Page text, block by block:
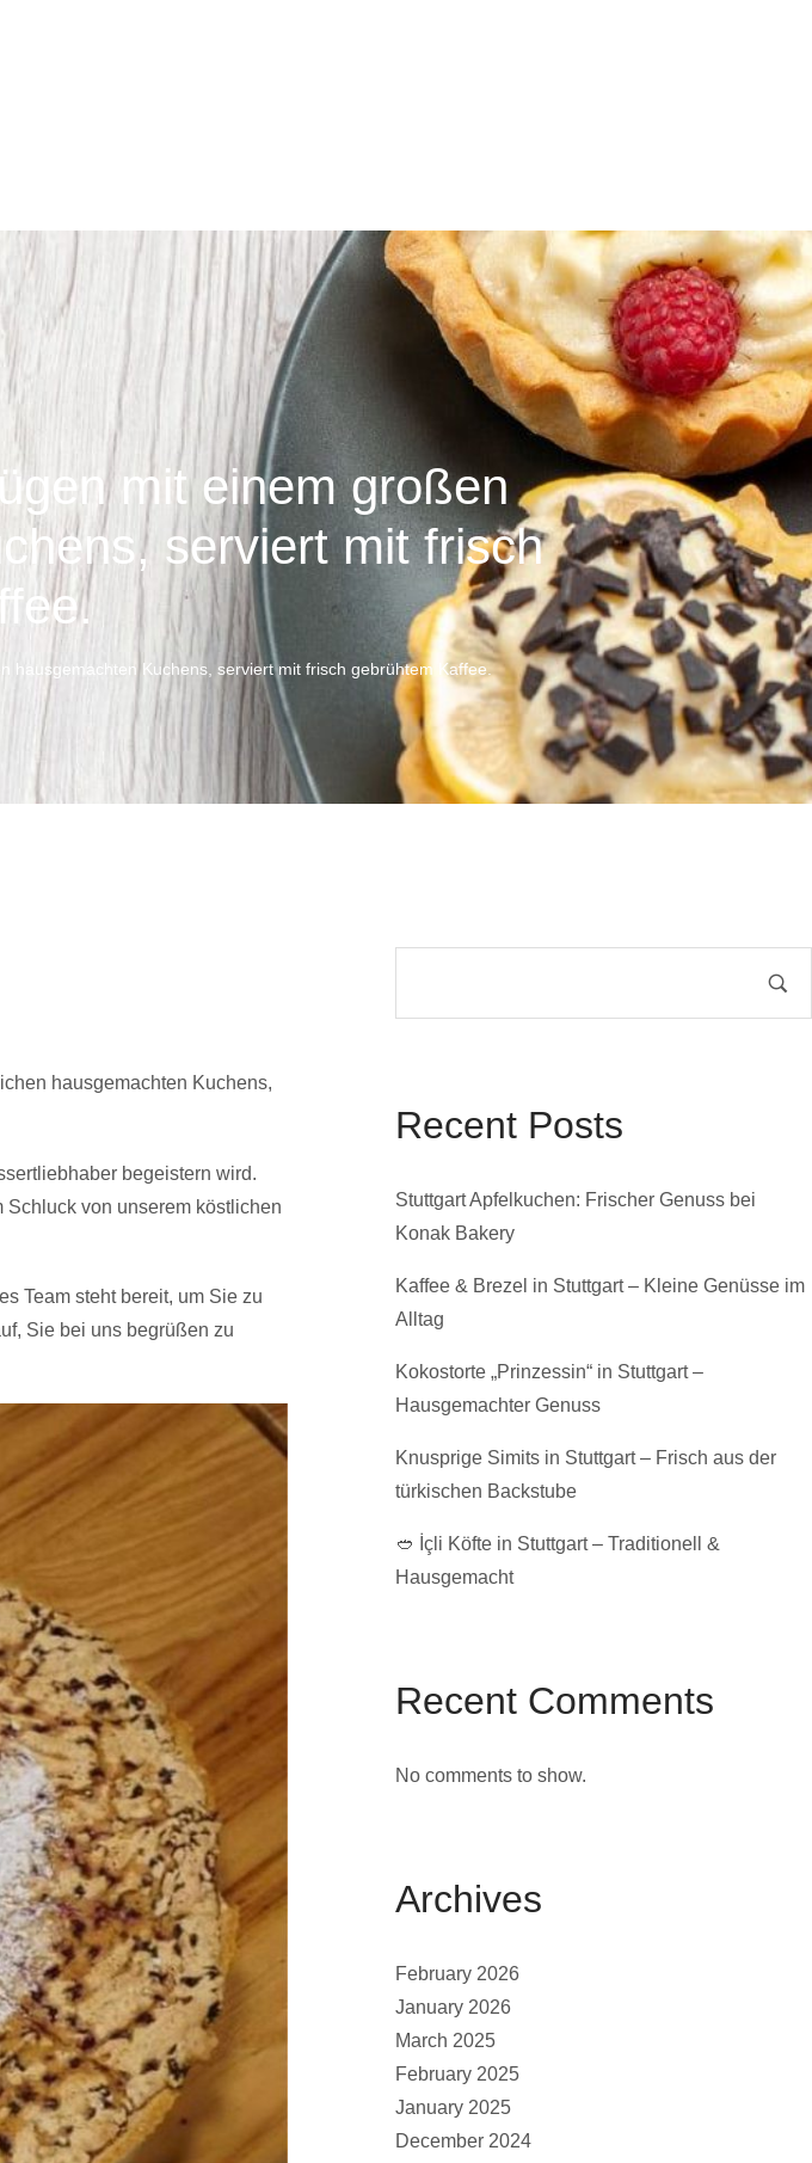
mit einem großen
serviert mit frisch
Kuchens, serviert mit frisch gebrühtem Kaffee.
hausgemachten Kuchens,
begeistern wird.
von unserem köstlichen
Team steht bereit, um Sie zu
Sie bei uns begrüßen zu
Recent Posts
Stuttgart Apfelkuchen: Frischer Genuss bei
Konak Bakery
Kaffee & Brezel in Stuttgart – Kleine Genüsse im
Alltag
Kokostorte „Prinzessin“ in Stuttgart –
Hausgemachter Genuss
Knusprige Simits in Stuttgart – Frisch aus der
türkischen Backstube
🥙 İçli Köfte in Stuttgart – Traditionell &
Hausgemacht
Recent Comments
No comments to show.
Archives
February 2026
January 2026
March 2025
February 2025
January 2025
December 2024